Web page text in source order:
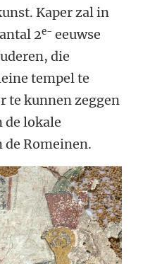
Kaper zal in
2e- eeuwse
die
tempel te
te kunnen zeggen
de lokale
Romeinen.